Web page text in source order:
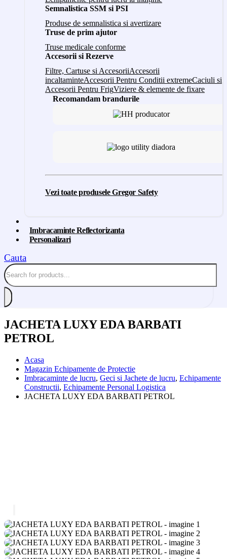
Semnalistica SSM si PSI
Produse de semnalistica si avertizare
Truse de prim ajutor
Truse medicale conforme
Accesorii si Rezerve
Filtre, Cartuse si AccesoriiAccesorii
incaltaminteAccesorii Pentru Conditii extremeCaciuli si
Accesorii Pentru FrigViziere & elemente de fixare
Recomandam brandurile
Vezi toate produsele Gregor Safety
Imbracaminte Reflectorizanta
Personalizari
Cauta
JACHETA LUXY EDA BARBATI
PETROL
Acasa
Magazin Echipamente de Protectie
Imbracaminte de lucru, Geci si Jachete de lucru, Echipamente
Constructii, Echipamente Personal Logistica
JACHETA LUXY EDA BARBATI PETROL